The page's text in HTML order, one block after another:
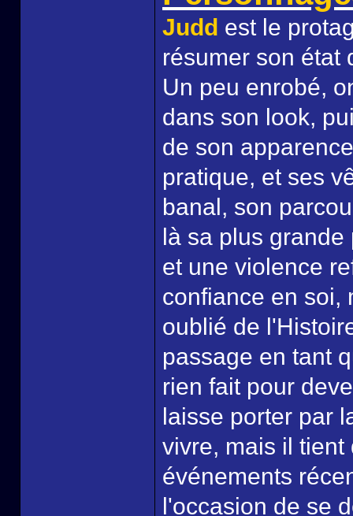
Judd est le
résumer son état
Un peu enrobé,
dans son look,
de son
pratique, et ses
banal, son
là sa plus
et une violence
confiance en soi,
oublié de
passage en tant
rien fait pour
laisse porter par
vivre, mais il tient
événements
l'occasion de se